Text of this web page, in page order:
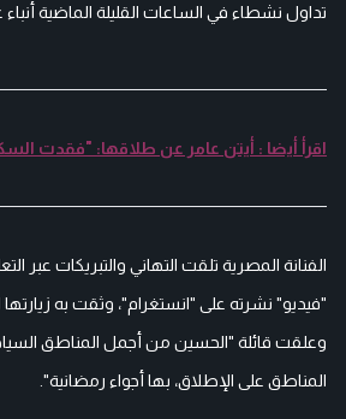
تداول نشطاء في الساعات القليلة الماضية
اقرأ أيضا : أيتن عامر عن طلاقها: "فقدت
الفنانة المصرية تلقت التهاني والتبريكات عبر
"فيديو" نشرته على "انستغرام"، وثقت به
وعلقت قائلة "الحسين من أجمل المناطق
المناطق على الإطلاق، بها أجواء رمضانية".